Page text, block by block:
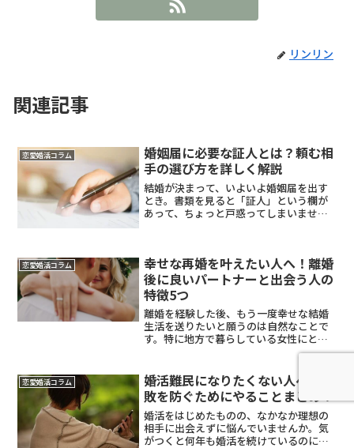
リンリン
関連記事
恋愛婚活コラム
婚姻届に必要な証人とは？頼む相
手の選び方を詳しく解説
結婚が決まって、いよいよ婚姻届を出す
とき。書類を見ると「証人」という欄が
あって、ちょっと戸惑ってしまいません
る女性にとって、人間関係...
恋愛婚活コラム
幸せな再婚を叶えたい人へ！離婚
後に良いパートナーと出会う人の
特徴5つ
離婚を経験した後、もう一度幸せな結婚
生活を送りたいと願うのは自然なことで
す。特に地方で暮らしている女性にとっ
て、再婚への道のりは都市部とは違った
い。実際に再婚で幸せを掴んだ人たちに
は、いくつかの共通点がある...
恋愛婚活コラム
婚活難民になりたくない人へ！失
敗を防ぐためにやることまとめ！
婚活をはじめたものの、なかなか理想の
相手に出会えずに悩んでいませんか。気
がつくと何年も婚活を続けているのに、